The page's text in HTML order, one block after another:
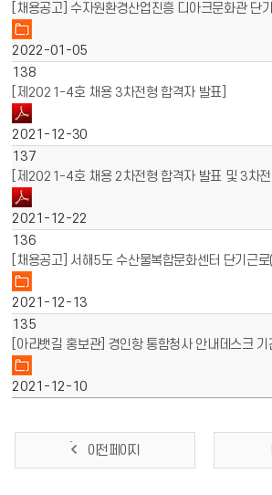
[채용공고] 수자원환경산업진흥 디아크문화관 단
2022-01-05
138
[제2021-4호 채용 3차전형 합격자 발표]
2021-12-30
137
[제2021-4호 채용 2차전형 합격자 발표 및 3차전
2021-12-22
136
[채용공고] 서해5도 수산물복합문화센터 단기근
2021-12-13
135
[아라뱃길 홍보관] 경인항 통함청사 안내데스크
2021-12-10
이전 페이지